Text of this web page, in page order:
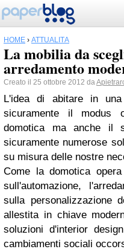
HOME › ATTUALITÀ
La mobilia da
arredamento
Creato il 25 ottobre 2012 da
L'idea di abitare in
sicuramente il modus
domotica ma anche il
sicuramente numerose
su misura delle nostre
Come la domotica
sull'automazione,
sulla personalizzazione
allestita in chiave
soluzioni d'interior
cambiamenti sociali